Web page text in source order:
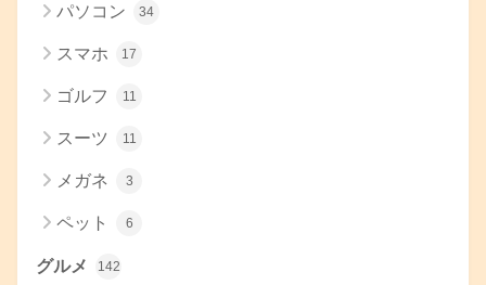
パソコン 34
スマホ 17
ゴルフ 11
スーツ 11
メガネ 3
ペット 6
グルメ 142